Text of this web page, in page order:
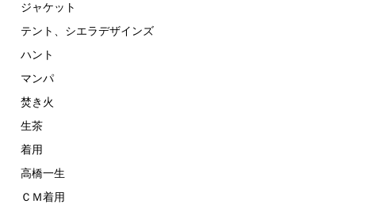
ジャケット
テント、シエラデザインズ
ハント
マンパ
焚き火
生茶
着用
高橋一生
ＣＭ着用